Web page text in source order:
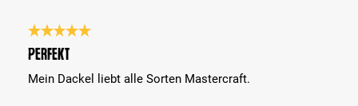
Bewertung mit 5 von 5 Sternen
Perfekt
Mein Dackel liebt alle Sorten Mastercraft.